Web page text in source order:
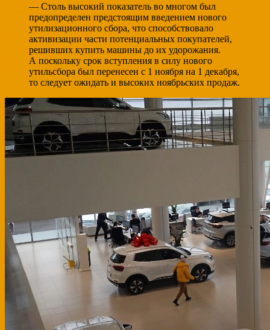
— Столь высокий показатель во многом был
предопределен предстоящим введением нового
утилизационного сбора, что способствовало
активизации части потенциальных покупателей,
решивших купить машины до их удорожания.
А поскольку срок вступления в силу нового
утильсбора был перенесен с 1 ноября на 1 декабря,
то следует ожидать и высоких ноябрьских продаж.